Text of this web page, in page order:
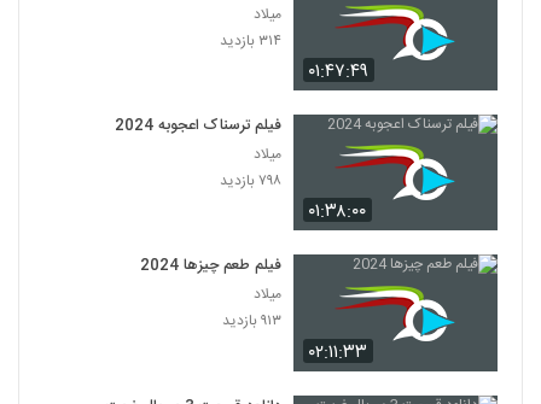
۰۱:۴۷:۴۹
میلاد
۳۱۴ بازدید
۰۱:۳۸:۰۰
فیلم ترسناک اعجوبه 2024
میلاد
۷۹۸ بازدید
۰۲:۱۱:۳۳
فیلم طعم چیزها 2024
میلاد
۹۱۳ بازدید